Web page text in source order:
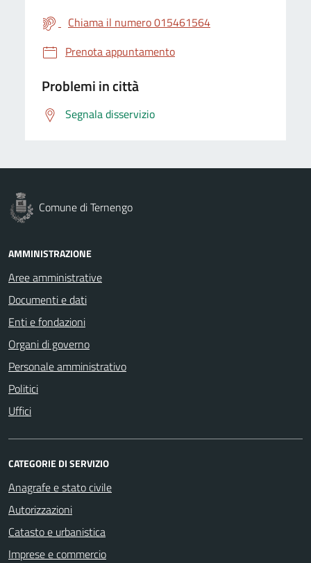
Chiama il numero 015461564
Prenota appuntamento
Problemi in città
Segnala disservizio
Comune di Ternengo
AMMINISTRAZIONE
Aree amministrative
Documenti e dati
Enti e fondazioni
Organi di governo
Personale amministrativo
Politici
Uffici
CATEGORIE DI SERVIZIO
Anagrafe e stato civile
Autorizzazioni
Catasto e urbanistica
Imprese e commercio